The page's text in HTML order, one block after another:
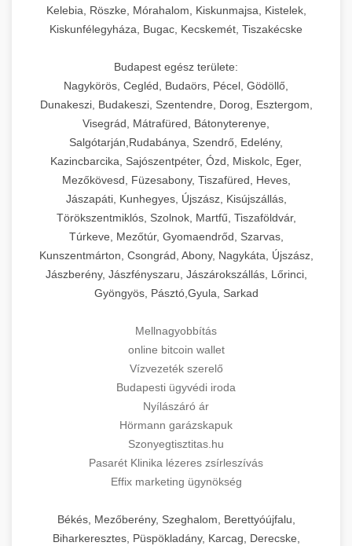
Kelebia, Röszke, Mórahalom, Kiskunmajsa, Kistelek,
Kiskunfélegyháza, Bugac, Kecskemét, Tiszakécske
Budapest egész területe:
Nagykörös, Cegléd, Budaörs, Pécel, Gödöllő,
Dunakeszi, Budakeszi, Szentendre, Dorog, Esztergom,
Visegrád, Mátrafüred, Bátonyterenye,
Salgótarján,Rudabánya, Szendrő, Edelény,
Kazincbarcika, Sajószentpéter, Ózd, Miskolc, Eger,
Mezőkövesd, Füzesabony, Tiszafüred, Heves,
Jászapáti, Kunhegyes, Újszász, Kisújszállás,
Törökszentmiklós, Szolnok, Martfű, Tiszaföldvár,
Túrkeve, Mezőtúr, Gyomaendrőd, Szarvas,
Kunszentmárton, Csongrád, Abony, Nagykáta, Újszász,
Jászberény, Jászfényszaru, Jászárokszállás, Lőrinci,
Gyöngyös, Pásztó,Gyula, Sarkad
Mellnagyobbítás
online bitcoin wallet
Vízvezeték szerelő
Budapesti ügyvédi iroda
Nyílászáró ár
Hörmann garázskapuk
Szonyegtisztitas.hu
Pasarét Klinika lézeres zsírleszívás
Effix marketing ügynökség
Békés, Mezőberény, Szeghalom, Berettyóújfalu,
Biharkeresztes, Püspökladány, Karcag, Derecske,